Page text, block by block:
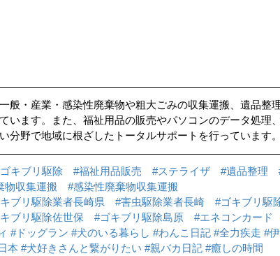
般・産業・感染性廃棄物や粗大ごみの収集運搬、遺品整
います。また、福祉用品の販売やパソコンのデータ処理
分野で地域に根ざしたトータルサポートを行っています。
キブリ駆除 #福祉用品販売 #ステライザ #遺品整理
物収集運搬
#感染性廃棄物収集運搬
ブリ駆除業者長崎県
#害虫駆除業者長崎
#ゴキブリ駆
ブリ駆除佐世保
#ゴキブリ駆除島原 #エネコンカード
#ドッグラン #犬のいる暮らし #わんこ日記 #全力疾走 #
本 #犬好きさんと繋がりたい #親バカ日記 #癒しの時間